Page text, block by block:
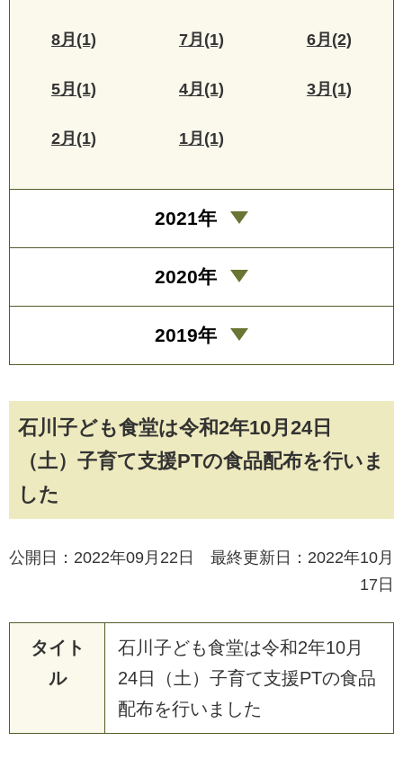
石川子ども食堂は令和2年10月24日
（土）子育て支援PTの食品配布を行いま
した
公開日：2022年09月22日 最終更新日：2022年10月
17日
タイト
ル
石川 子ども食堂は令和2年10月
24日 （ 土 ） 子育て支援PTの食品
配布を行い ま した
8月(1) 7月(1) 6月(2)
5月(1) 4月(1) 3月(1)
2月(1) 1月(1)
2021年
2020年
2019年